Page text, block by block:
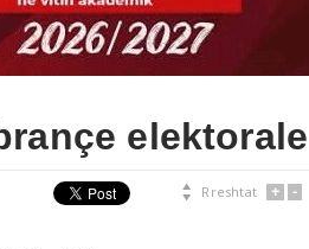
elektorale
 Rreshtat + -